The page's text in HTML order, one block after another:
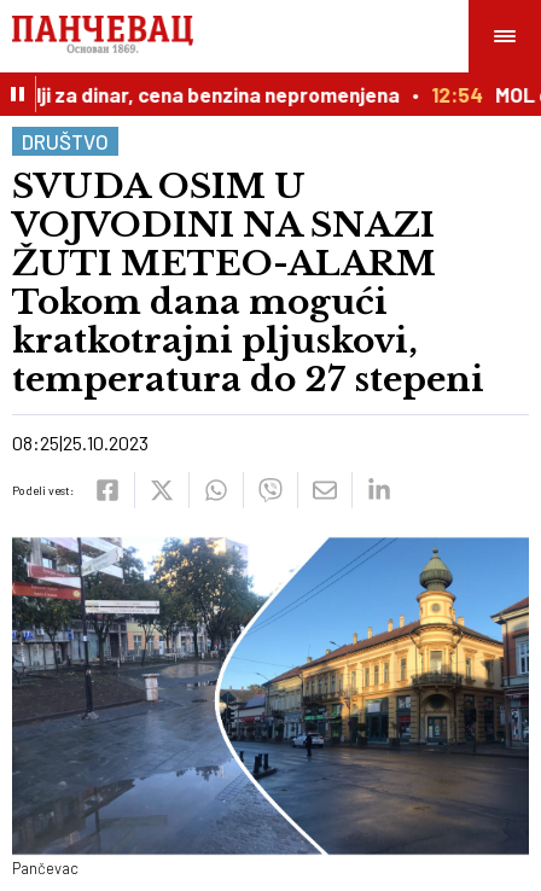
za dinar, cena benzina nepromenjena 12:54 MOL
DRUŠTVO
SVUDA OSIM U
VOJVODINI NA SNAZI
ŽUTI METEO-ALARM
Tokom dana mogući
kratkotrajni pljuskovi,
temperatura do 27 stepeni
08:25 25.10.2023
Podeli vest:
Pančevac